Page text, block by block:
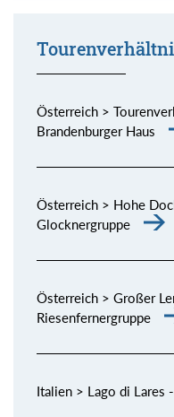
Österreich >
Brandenburger Haus
Österreich > Hohe
Glocknergruppe
Österreich > Großer
Riesenfernergruppe
Italien > Lago di Lares